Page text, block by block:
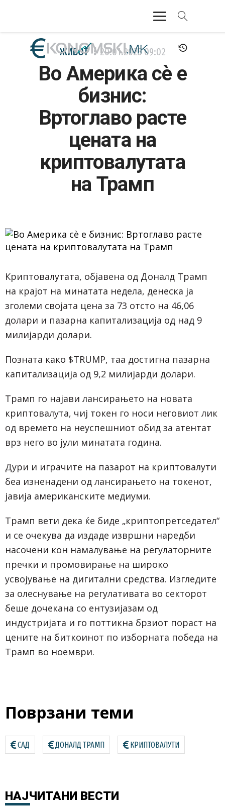
АКТУЕЛНО
ЕКОНОМИЈА
ФИНАНСИИ
БАНКАРСТВО
ЖИВОТ
МОЗАИК
ЖИВОТ 20.01.202509:02
Во Америка сѐ е
бизнис:
Вртоглаво расте
цената на
криптовалутата
на Трамп
Криптовалутата, објавена од Доналд Трамп
на крајот на минатата недела, денеска ја
зголеми својата цена за 73 отсто на 46,06
долари и пазарна капитализација од над 9
милијарди долари.
Позната како $TRUMP, таа достигна пазарна
капитализација од 9,2 милијарди долари.
Трамп го најави лансирањето на новата
криптовалута, чиј токен го носи неговиот лик
од времето на неуспешниот обид за атентат
врз него во јули минатата година.
Дури и играчите на пазарот на криптовалути
беа изненадени од лансирањето на токенот,
јавија американските медиуми.
Трамп вети дека ќе биде „криптопретседател“
и се очекува да издаде извршни наредби
насочени кон намалување на регулаторните
пречки и промовирање на широко
усвојување на дигитални средства. Изгледите
за олеснување на регулативата во секторот
беше дочекана со ентузијазам од
индустријата и го поттикна брзиот пораст на
цените на биткоинот по изборната победа на
Трамп во ноември.
Поврзани теми
САД ДОНАЛД ТРАМП КРИПТОВАЛУТИ
НАЈЧИТАНИ ВЕСТИ